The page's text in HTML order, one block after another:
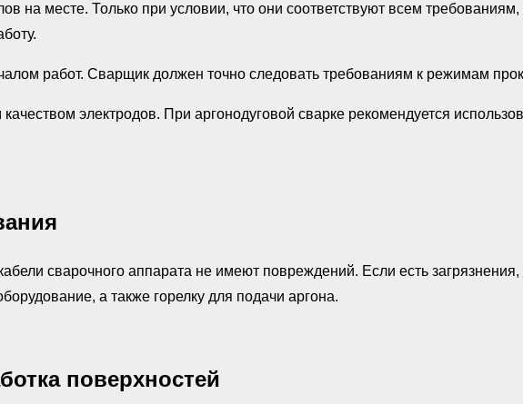
на месте. Только при условии, что они соответствуют всем
работ. Сварщик должен точно следовать требованиям к режимам
электродов. При аргонодуговой сварке рекомендуется
сварочного аппарата не имеют повреждений. Если есть загрязнения,
а также горелку для подачи аргона.
поверхностей